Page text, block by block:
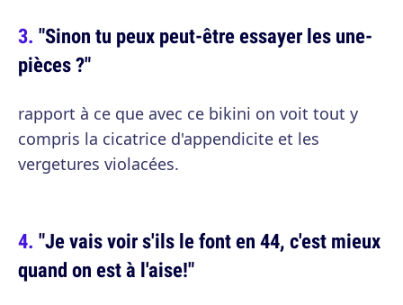
"Sinon tu peux peut-être essayer les une-
pièces ?"
rapport à ce que avec ce bikini on voit tout y
compris la cicatrice d'appendicite et les
vergetures violacées.
"Je vais voir s'ils le font en 44, c'est mieux
quand on est à l'aise!"